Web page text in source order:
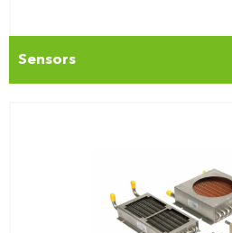
Sensors